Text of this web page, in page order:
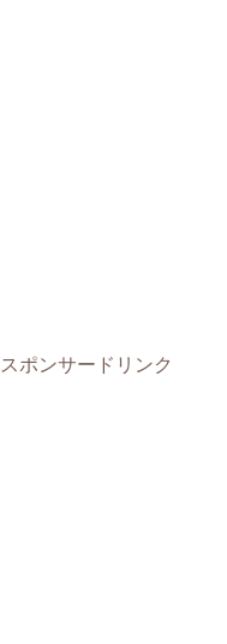
スポンサードリンク